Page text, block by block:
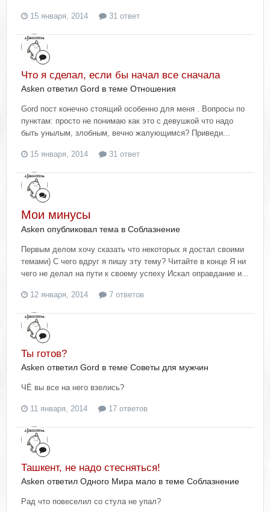
15 января, 2014 31 ответ
Что я сделал, если бы начал все сначала
Asken ответил Gord в теме Отношения
Gord пост конечно стоящий особенно для меня . Вопросы по
пунктам: просто не понимаю как это с девушкой что надо
быть унылым, злобным, вечно жалующимся? Приведи...
15 января, 2014 31 ответ
Мои минусы
Asken опубликовал тема в Соблазнение
Первым делом хочу сказать что некоторых я достал своими
темами) С чего вдруг я пишу эту тему? Читайте в конце Я ни
чего не делал на пути к своему успеху Искал оправдание и...
12 января, 2014 7 ответов
Ты готов?
Asken ответил Gord в теме Советы для мужчин
ЧЁ вы все на него взелись?
11 января, 2014 17 ответов
Ташкент, не надо стесняться!
Asken ответил Одного Мира мало в теме Соблазнение
Рад что повеселил со стула не упал?